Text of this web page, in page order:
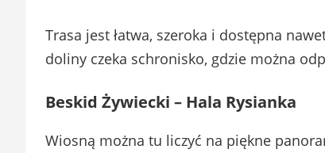
Trasa jest łatwa, szeroka i dostępna
doliny czeka schronisko, gdzie można
Beskid Żywiecki – Hala Rysianka
Wiosną można tu liczyć na piękne